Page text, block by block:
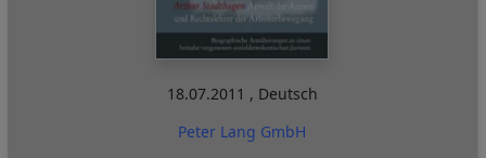
18.07.2011 , Deutsch
Peter Lang GmbH